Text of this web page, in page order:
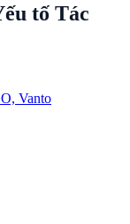
tố Tác
Vanto